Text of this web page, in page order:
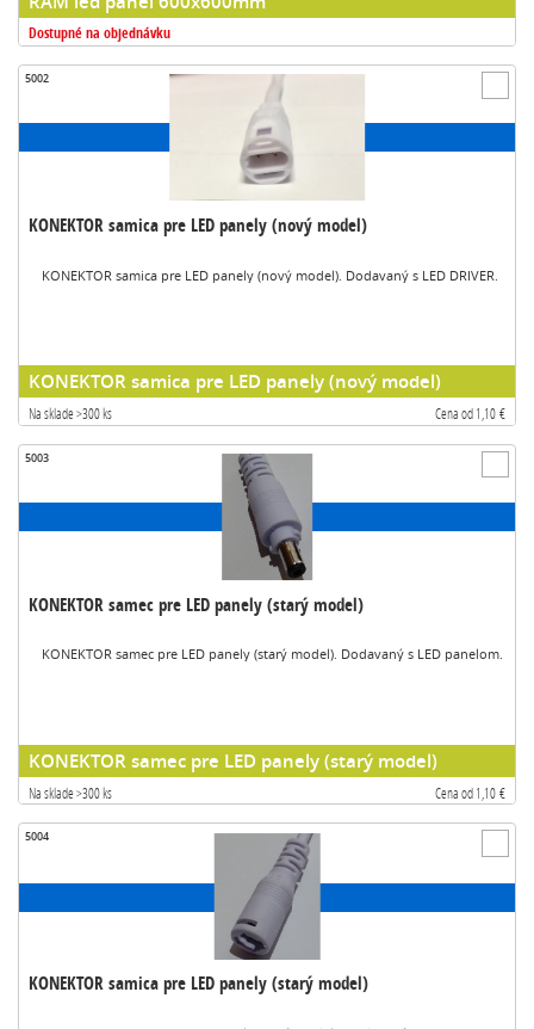
Dostupné na objednávku
5002
KONEKTOR samica pre LED panely (nový model)
KONEKTOR samica pre LED panely (nový model). Dodavaný s LED DRIVER.
KONEKTOR samica pre LED panely (nový model)
Na sklade >300 ks Cena od 1,10 €
5003
KONEKTOR samec pre LED panely (starý model)
KONEKTOR samec pre LED panely (starý model). Dodavaný s LED panelom.
KONEKTOR samec pre LED panely (starý model)
Na sklade >300 ks Cena od 1,10 €
5004
KONEKTOR samica pre LED panely (starý model)